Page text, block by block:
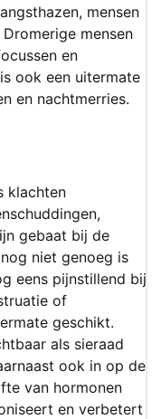
mensen
mensen
en
ook een uitermate
en nachtmerries.
klachten
gebaat bij de
niet genoeg is
eens pijnstillend bij
of
geschikt.
als sieraad
ook in op de
van hormonen
en verbetert